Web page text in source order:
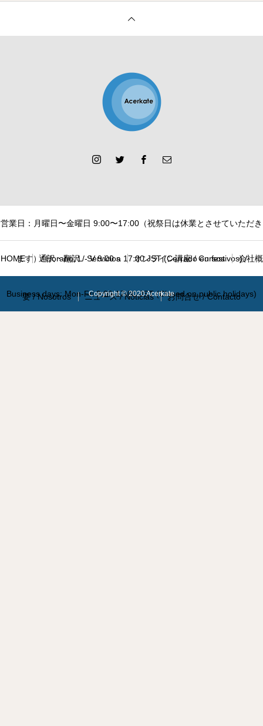
営業日：月曜日〜金曜日 9:00〜17:00（祝祭日は休業とさせていただき
ます）/ Horario: L - V 9:00 a 17:00 JST (Cerrado en festivos) /
Business days: Mon-Fri 9:00-17:00 JST (Closed on public holidays)
HOME 通訳・翻訳 / Servicios オンライン講座 / Cursos 会社概
要 / Nosotros ニュース / Noticias お問合せ / Contacto
Copyright © 2020 Acerkate